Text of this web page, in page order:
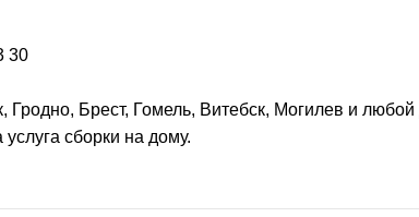
30
Брест, Гомель, Витебск, Могилев и
сборки на дому.